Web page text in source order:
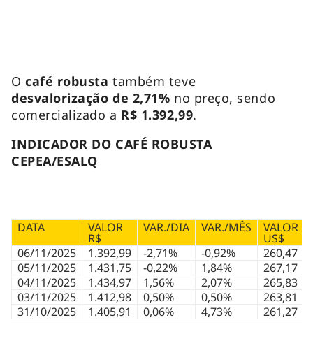
Ocafé robusta também teve
desvalorização de 2,71% no preço, sendo
comercializado a R$ 1.392,99.
INDICADOR DO CAFÉ ROBUSTA
CEPEA/ESALQ
DATA VALOR
R$
VAR./DIA VAR./MÊS VALOR
US$
06/11/2025
1.392,99 -2,71% -0,92%
260,47
05/11/2025
1.431,75 -0,22% 1,84%
267,17
04/11/2025
1.434,97 1,56% 2,07%
265,83
03/11/2025
1.412,98 0,50% 0,50%
263,81
31/10/2025
1.405,91 0,06% 4,73% 261,27